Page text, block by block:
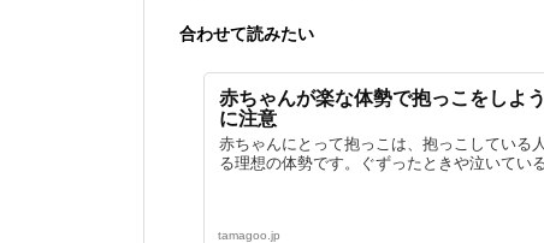
合わせて読みたい
赤ちゃんが楽な体勢で抱っこをしよ
に注意
赤ちゃんにとって抱っこは、抱っこしている
る理想の体勢です。ぐずったときや泣いてい
tamagoo.jp